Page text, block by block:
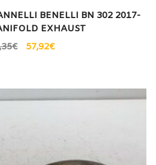
BENELLI BN 302 2017-
EXHAUST
€ 57,92€